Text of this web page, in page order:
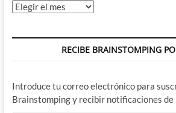
Archivos
RECIBE BRAINSTOMPING
Introduce tu correo electrónico para
Brainstomping y recibir notificaciones de